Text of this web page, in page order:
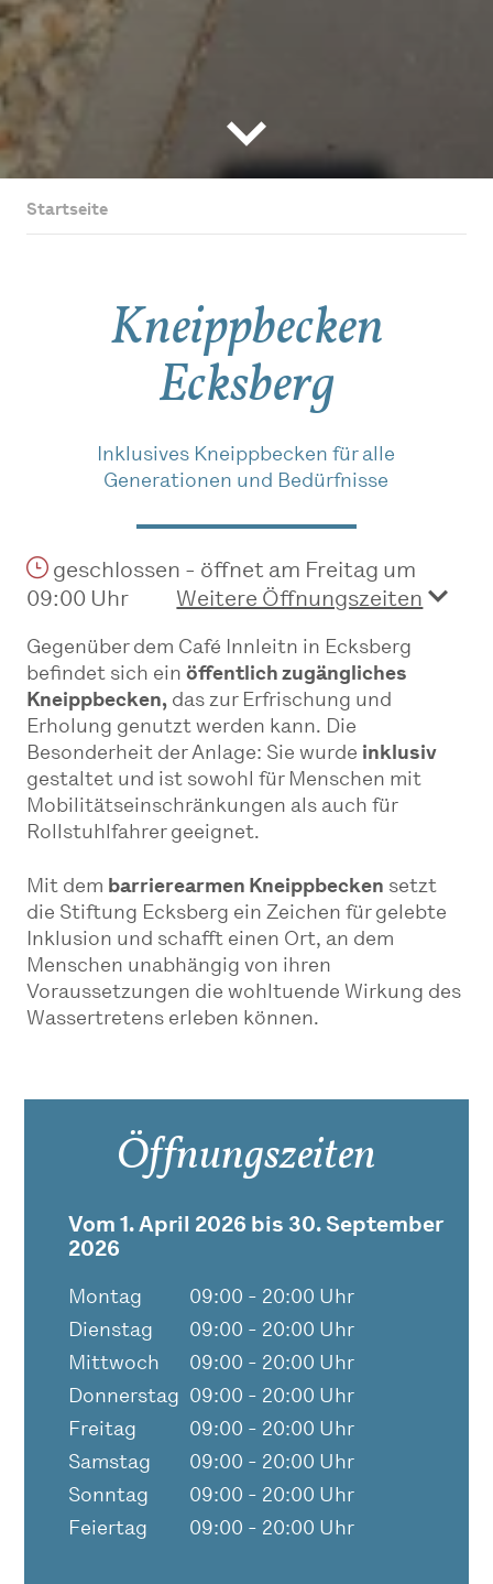
Startseite
Kneippbecken
Ecksberg
Inklusives Kneippbecken für alle
Generationen und Bedürfnisse
geschlossen - öffnet am Freitag um
09:00 Uhr
Weitere Öffnungszeiten
Gegenüber dem Café Innleitn in Ecksberg
befindet sich einöffentlich zugängliches
Kneippbecken, das zur Erfrischung und
Erholung genutzt werden kann. Die
Besonderheit der Anlage: Sie wurde inklusiv
gestaltet und ist sowohl für Menschen mit
Mobilitätseinschränkungen als auch für
Rollstuhlfahrer geeignet.
Mit dem barrierearmen Kneippbecken setzt
die Stiftung Ecksberg ein Zeichen für gelebte
Inklusion und schafft einen Ort, an dem
Menschen unabhängig von ihren
Voraussetzungen die wohltuende Wirkung des
Wassertretens erleben können.
Öffnungszeiten
Vom 1. April 2026 bis 30. September
2026
Montag
09:00 - 20:00 Uhr
Dienstag
09:00 - 20:00 Uhr
Mittwoch
09:00 - 20:00 Uhr
Donnerstag 09:00 - 20:00 Uhr
Freitag
09:00 - 20:00 Uhr
Samstag
09:00 - 20:00 Uhr
Sonntag
09:00 - 20:00 Uhr
Feiertag
09:00 - 20:00 Uhr